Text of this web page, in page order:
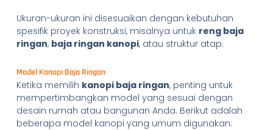
Ukuran-ukuran ini disesuaikan dengan kebutuhan
spesifik proyek konstruksi, misalnya untuk reng baja
ringan, baja ringan kanopi, atau struktur atap.
Model Kanopi Baja Ringan
Ketika memilih kanopi baja ringan, penting untuk
mempertimbangkan model yang sesuai dengan
desain rumah atau bangunan Anda. Berikut adalah
beberapa model kanopi yang umum digunakan: